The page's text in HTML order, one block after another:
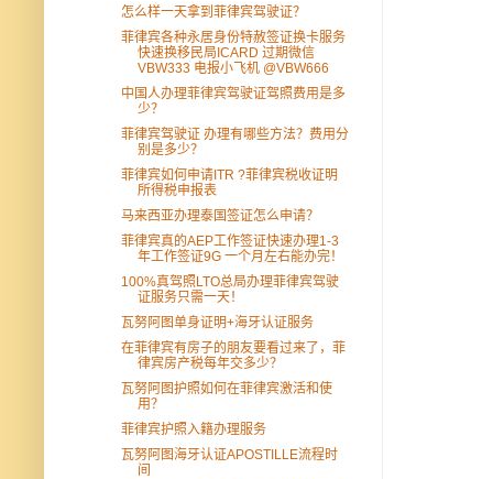
怎么样一天拿到菲律宾驾驶证？
菲律宾各种永居身份特赦签证换卡服务
快速换移民局ICARD 过期微信
VBW333 电报小飞机 @VBW666
中国人办理菲律宾驾驶证驾照费用是多
少？
菲律宾驾驶证 办理有哪些方法？费用分
别是多少？
菲律宾如何申请ITR ?菲律宾税收证明
所得税申报表
马来西亚办理泰国签证怎么申请？
菲律宾真的AEP工作签证快速办理1-3
年工作签证9G 一个月左右能办完！
100%真驾照LTO总局办理菲律宾驾驶
证服务只需一天！
瓦努阿图单身证明+海牙认证服务
在菲律宾有房子的朋友要看过来了，菲
律宾房产税每年交多少？
瓦努阿图护照如何在菲律宾激活和使
用？
菲律宾护照入籍办理服务
瓦努阿图海牙认证APOSTILLE流程时
间